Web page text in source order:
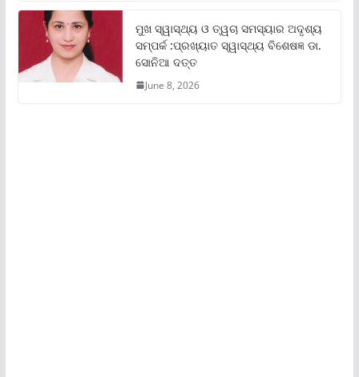
ମୁଖ ସ୍ୱାସ୍ଥ୍ୟ ଓ ତ୍ୱଚା ସମସ୍ୟାର ଅଦୃଶ୍ୟ
ସମ୍ପର୍କ :ପ୍ରଖ୍ୟାତ ସ୍ୱାସ୍ଥ୍ୟ ବିଶେଷଜ୍ଞ ଡା.
ସୋନିଆ ଦତ୍ତ
June 8, 2026